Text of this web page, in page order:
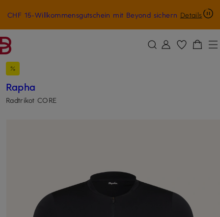
ZUM HAUPTINHALT ÜBERSPRINGEN ZUM SUCHFELD ÜBERSPRINGEN
CHF 15-Willkommensgutschein mit Beyond sichern Details
Rapha
Radtrikot CORE